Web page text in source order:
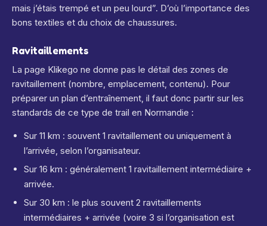
mais j’étais trempé et un peu lourd”. D’où l’importance des
bons textiles et du choix de chaussures.
Ravitaillements
La page Klikego ne donne pas le détail des zones de
ravitaillement (nombre, emplacement, contenu). Pour
préparer un plan d’entraînement, il faut donc partir sur les
standards de ce type de trail en Normandie :
Sur 11 km : souvent 1 ravitaillement ou uniquement à
l’arrivée, selon l’organisateur.
Sur 16 km : généralement 1 ravitaillement intermédiaire +
arrivée.
Sur 30 km : le plus souvent 2 ravitaillements
intermédiaires + arrivée (voire 3 si l’organisation est